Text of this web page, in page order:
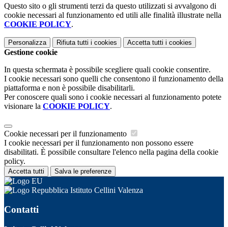
Questo sito o gli strumenti terzi da questo utilizzati si avvalgono di
cookie necessari al funzionamento ed utili alle finalità illustrate nella
COOKIE POLICY.
Personalizza Rifiuta tutti i cookies Accetta tutti i cookies
Gestione cookie
In questa schermata è possibile scegliere quali cookie consentire.
I cookie necessari sono quelli che consentono il funzionamento della
piattaforma e non è possibile disabilitarli.
Per conoscere quali sono i cookie necessari al funzionamento potete
visionare la COOKIE POLICY.
Cookie necessari per il funzionamento
I cookie necessari per il funzionamento non possono essere
disabilitati. È possibile consultare l'elenco nella pagina della cookie
policy.
Accetta tutti Salva le preferenze
Istituto Cellini Valenza
Contatti